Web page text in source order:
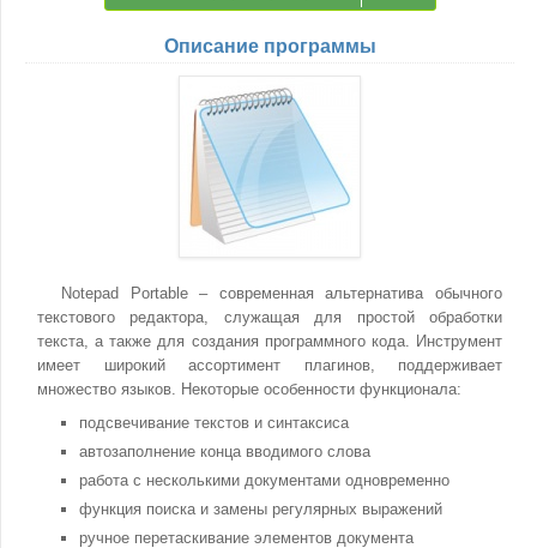
Описание программы
Notepad Portable – современная альтернатива обычного
текстового редактора, служащая для простой обработки
текста, а также для создания программного кода. Инструмент
имеет широкий ассортимент плагинов, поддерживает
множество языков. Некоторые особенности функционала:
подсвечивание текстов и синтаксиса
автозаполнение конца вводимого слова
работа с несколькими документами одновременно
функция поиска и замены регулярных выражений
ручное перетаскивание элементов документа